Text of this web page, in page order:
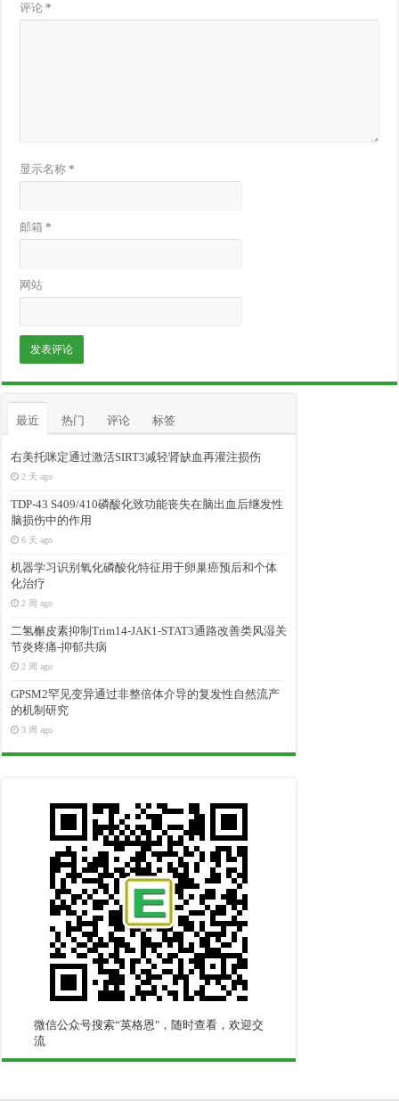
评论*
显示名称*
邮箱*
网站
最近 热门 评论 标签
右美托咪定通过激活SIRT3减轻肾缺血再灌注损伤
2 天 ago
TDP-43 S409/410磷酸化致功能丧失在脑出血后继发性
脑损伤中的作用
6 天 ago
机器学习识别氧化磷酸化特征用于卵巢癌预后和个体
化治疗
2 周 ago
二氢槲皮素抑制Trim14-JAK1-STAT3通路改善类风湿关
节炎疼痛-抑郁共病
2 周 ago
GPSM2罕见变异通过非整倍体介导的复发性自然流产
的机制研究
3 周 ago
微信公众号搜索“英格恩"，随时查看，欢迎交
流